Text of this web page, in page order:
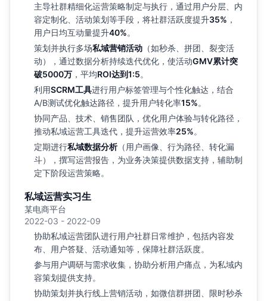
主导社群精细化运营策略制定与执行，通过用户分层、内
容定制化、活动策划等手段，将社群活跃度提升35% ，
用户日均互动量提升40%。
策划并执行多场私域营销活动 （如秒杀、拼团、裂变活
动），通过数据分析持续迭代优化，使活动GMV累计突
破5000万 ，平均ROI达到1:5。
利用SCRM工具进行用户标签管理与个性化触达，结合
A/B测试优化触达路径，提升用户转化率15%。
协同产品、技术、销售团队，优化用户体验与转化路径，
推动私域运营工具迭代，提升运营效率25%。
定期进行私域数据分析（用户画像、行为路径、转化漏
斗），撰写运营报告，为业务决策提供数据支持，辅助制
定下阶段运营策略。
私域运营实习生
某电商平台
2022-03 - 2022-09
协助私域运营团队进行用户社群日常维护，包括内容发
布、用户答疑、活动通知等，保障社群活跃度。
参与用户调研与需求收集，协助分析用户痛点，为私域内
容策划提供支持。
协助策划并执行线上营销活动，如微信群拼团、限时秒杀